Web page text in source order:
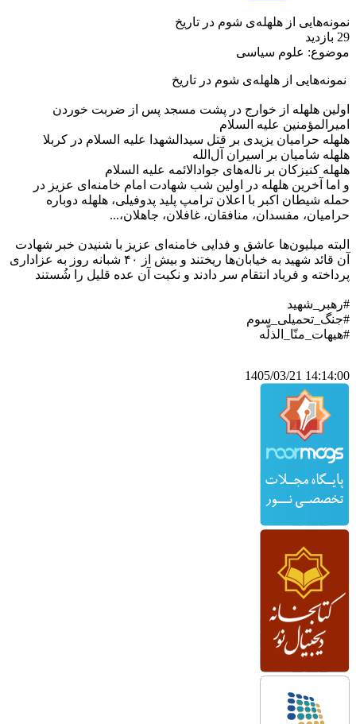
نمونه‌هایی از هلهله‌ی شوم در تاریخ
29 بازدید
موضوع: علوم سیاسی
نمونه‌هایی از هلهله‌ی شوم در تاریخ
اولین هلهله از خوارج در پشت مسجد پس از ضربت خوردن
امیرالمؤمنین علیه السلام
هلهله حرامیان یزیدی بر قتل سیدالشهدا علیه السلام در کربلا
هلهله شامیان بر اسیران آل‌الله
هلهله کنیزکان بر ناله‌های جوادالائمه علیه السلام
و اما آخرین هلهله در اولین شب شهادت امام خامنه‌ای عزیز در
حمله شیطان اکبر با اعلان ترامپ پلید پدوفیلی، هلهله دوباره
حرامیان، مفسدان، منافقان، غافلان، جاهلان،...
البته میلیون‌ها عاشق و فدایی خامنه‌ای عزیز با شنیدن خبر شهادت
آن قائد شهید به خیابان‌ها ریختند و بیش از ۴۰ شبانه روز به عزاداری
پرداخته و فریاد انتقام سر دادند و نکبت آن عده قلیل را شُستند
#رهبر_شهید
#جنگ_تحمیلی_سوم
#هیهات_منّا_الذلّه
14:14:00 1405/03/21